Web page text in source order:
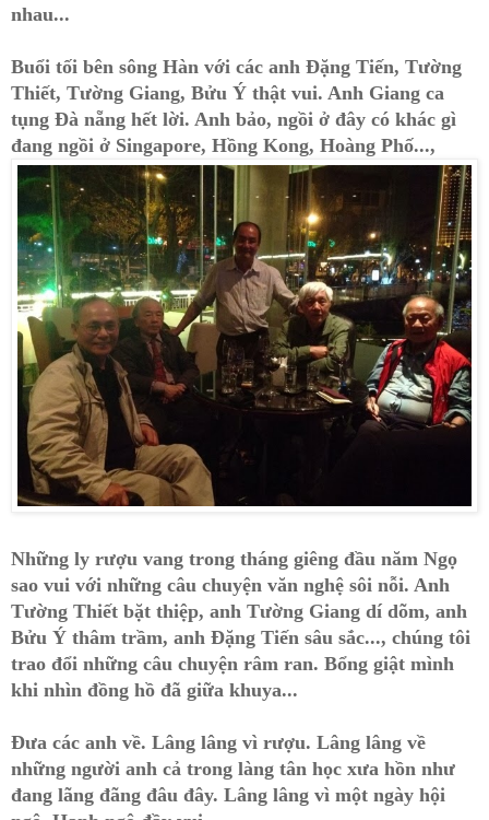
nhau...
Buổi tối bên sông Hàn với các anh Đặng Tiến, Tường
Thiết, Tường Giang, Bửu Ý thật vui. Anh Giang ca
tụng Đà nẵng hết lời. Anh bảo, ngồi ở đây có khác gì
đang ngồi ở Singapore, Hồng Kong, Hoàng Phố...,
Những ly rượu vang trong tháng giêng đầu năm Ngọ
sao vui với những câu chuyện văn nghệ sôi nỗi. Anh
Tường Thiết bặt thiệp, anh Tường Giang dí dõm, anh
Bửu Ý thâm trầm, anh Đặng Tiến sâu sắc..., chúng tôi
trao đổi những câu chuyện râm ran. Bổng giật mình
khi nhìn đồng hồ đã giữa khuya...
Đưa các anh về. Lâng lâng vì rượu. Lâng lâng về
những người anh cả trong làng tân học xưa hồn như
đang lãng đãng đâu đây. Lâng lâng vì một ngày hội